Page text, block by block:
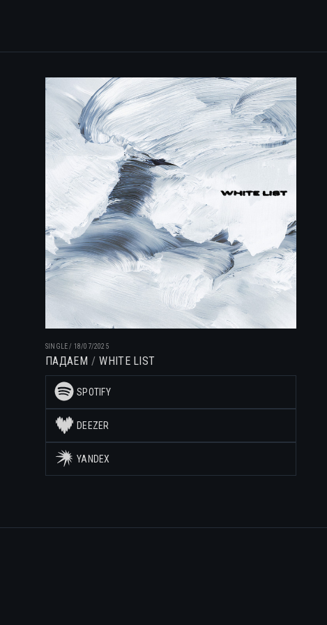
SINGLE/ 18/07/2025
ПАДАЕМ WHITE LIST
SPOTIFY
DEEZER
YANDEX